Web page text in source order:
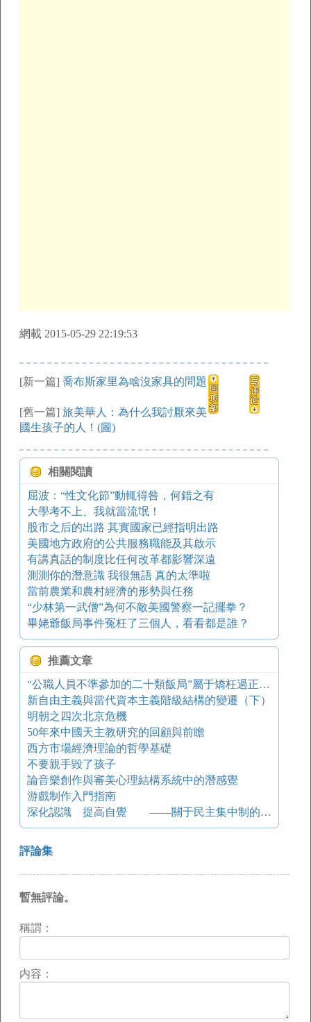
網載 2015-05-29 22:19:53
[新一篇] 喬布斯家里為啥沒家具的問題
[舊一篇] 旅美華人：為什么我討厭來美
國生孩子的人！(圖)
相關閱讀
屈波：“性文化節”動輒得咎，何錯之有
大學考不上、我就當流氓！
股市之后的出路 其實國家已經指明出路
美國地方政府的公共服務職能及其啟示
有講真話的制度比任何改革都影響深遠
測測你的潛意識 我很無語 真的太準啦
當前農業和農村經濟的形勢與任務
“少林第一武僧”為何不敵美國警察一記擺拳？
畢姥爺飯局事件冤枉了三個人，看看都是誰？
推薦文章
“公職人員不準參加的二十類飯局”屬于矯枉過正嗎？
新自由主義與當代資本主義階級結構的變遷（下）
明朝之四次北京危機
50年來中國天主教研究的回顧與前瞻
西方市場經濟理論的哲學基礎
不要親手毀了孩子
論音樂創作與審美心理結構系統中的潛感覺
游戲制作入門指南
深化認識 提高自覺 ——關于民主集中制的專題討論
評論集
暫無評論。
稱謂：
内容：